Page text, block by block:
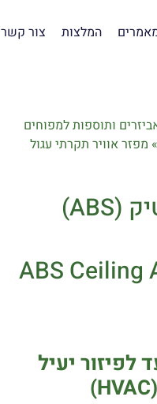
המלצות צור קשר
ותוספות למפוחים
» מפזר אוויר תקרתי עגול
מפזר אוויר תקרתי עגול עשוי פלסטיק (ABS)
ABS Ceiling
לפיזור יעיל
(HVAC)